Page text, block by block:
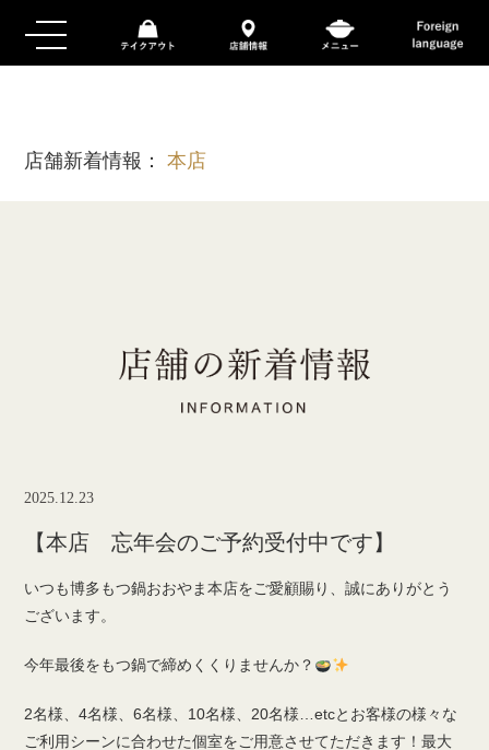
店舗新着情報：本店
2025.12.23
【本店 忘年会のご予約受付中です】
いつも博多もつ鍋おおやま本店をご愛顧賜り、誠にありがとう
ございます。
今年最後をもつ鍋で締めくくりませんか？
2名様、4名様、6名様、10名様、20名様…etcとお客様の様々な
ご利用シーンに合わせた個室をご用意させてただきます！最大